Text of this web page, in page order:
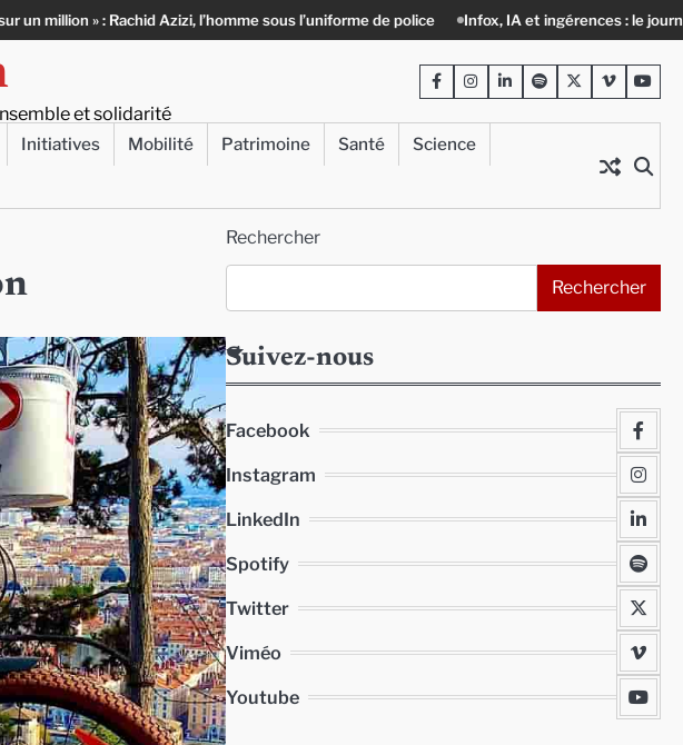
l’homme sous l’uniforme de police Infox, IA et ingérences : le journalisme peut-il encore
et solidarité
Facebook
Instagram
LinkedInSpotifyTwitterViméo
Initiatives Mobilité Patrimoine Santé
Science
Rechercher
Rechercher
Suivez-nous
Facebook
Instagram
LinkedIn
Spotify
Twitter
Viméo
Youtube